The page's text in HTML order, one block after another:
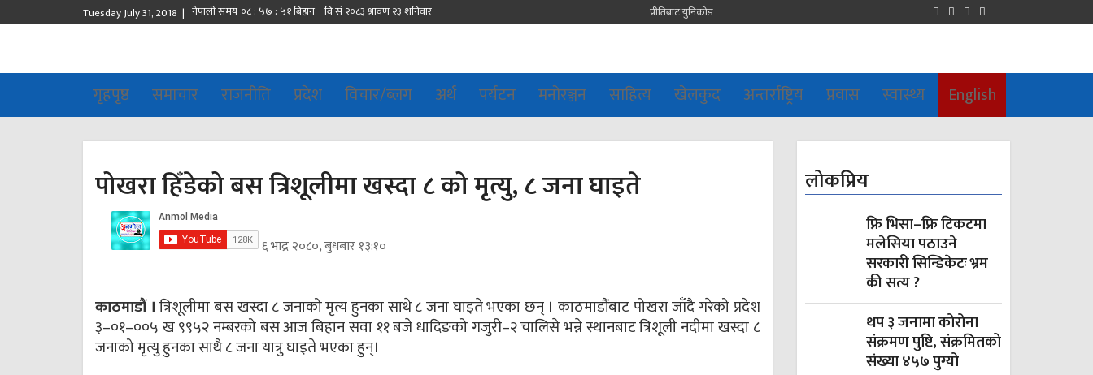
Tuesday July 31, 2018 | प्रीतिबाट युनिकोड
गृहपृष्ठ समाचार राजनीति प्रदेश विचार/ब्लग अर्थ पर्यटन मनोरञ्जन साहित्य खेलकुद अन्तर्राष्ट्रिय प्रवास स्वास्थ्य English
पोखरा हिँडेको बस त्रिशूलीमा खस्दा ८ को मृत्यु, ८ जना घाइते
६ भाद्र २०८०, बुधबार १३:१०
काठमाडौं ।त्रिशूलीमा बस खस्दा ८ जनाको मृत्य हुनका साथे ८ जना घाइते भएका छन् । काठमाडौंबाट पोखरा जाँदै गरेको प्रदेश
३–०१–००५ ख ९९५२ नम्बरको बस आज बिहान सवा ११ बजे धादिङको गजुरी–२ चालिसे भन्ने स्थानबाट त्रिशूली नदीमा खस्दा ८
जनाको मृत्यु हुनका साथै ८ जना यात्रु घाइते भएका हुन्।
लोकप्रिय
फ्रि भिसा–फ्रि टिकटमा
मलेसिया पठाउने
सरकारी सिन्डिकेटः भ्रम
की सत्य ?
थप ३ जनामा कोरोना
संक्रमण पुष्टि, संक्रमितको
संख्या ४५७ पुग्यो